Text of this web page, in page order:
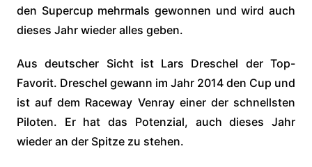
den Supercup mehrmals gewonnen und wird auch
dieses Jahr wieder alles geben.
Aus deutscher Sicht ist Lars Dreschel der Top-
Favorit. Dreschel gewann im Jahr 2014 den Cup und
ist auf dem Raceway Venray einer der schnellsten
Piloten. Er hat das Potenzial, auch dieses Jahr
wieder an der Spitze zu stehen.